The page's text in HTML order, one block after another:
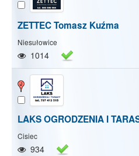
ZETTEC Tomasz Kuźma
Niesułowice
1014
LAKS OGRODZENIA I
Cisiec
934